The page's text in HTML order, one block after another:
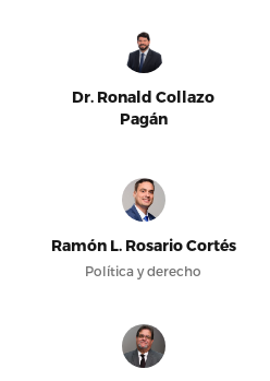
Dr. Ronald Collazo
Pagán
Ramón L. Rosario Cortés
Política y derecho